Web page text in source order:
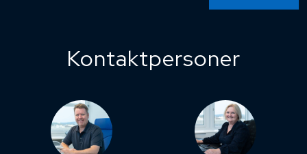
Kontaktpersoner